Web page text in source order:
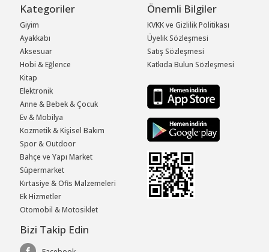
Kategoriler
Giyim
Ayakkabı
Aksesuar
Hobi & Eğlence
Kitap
Elektronik
Anne & Bebek & Çocuk
Ev & Mobilya
Kozmetik & Kişisel Bakım
Spor & Outdoor
Bahçe ve Yapı Market
Süpermarket
Kırtasiye & Ofis Malzemeleri
Ek Hizmetler
Otomobil & Motosiklet
Önemli Bilgiler
KVKK ve Gizlilik Politikası
Üyelik Sözleşmesi
Satış Sözleşmesi
Katkıda Bulun Sözleşmesi
Bizi Takip Edin